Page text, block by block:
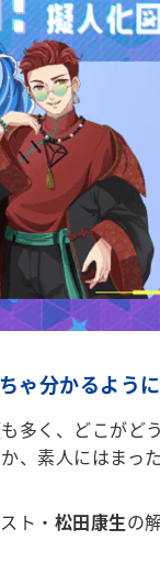
ゃ分かるよう
多く、どこがど
、素人にはまっ
ト・ 松田康生の